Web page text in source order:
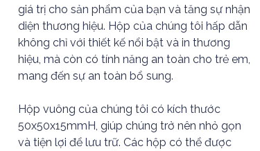
giá trị cho sản phẩm của bạn và tăng sự nhận
diện thương hiệu. Hộp của chúng tôi hấp dẫn
không chỉ với thiết kế nổi bật và in thương
hiệu, mà còn có tính năng an toàn cho trẻ em,
mang đến sự an toàn bổ sung.
Hộp vuông của chúng tôi có kích thước
50x50x15mmH, giúp chúng trở nên nhỏ gọn
và tiện lợi để lưu trữ. Các hộp có thể được